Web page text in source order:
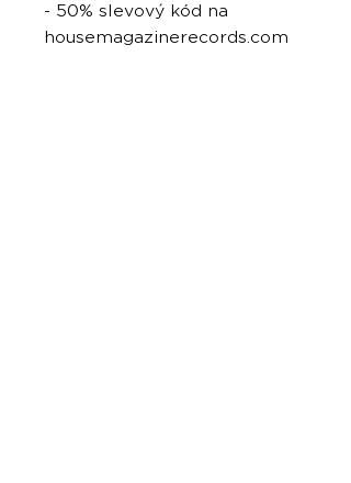
- 50% slevový kód na
housemagazinerecords.com